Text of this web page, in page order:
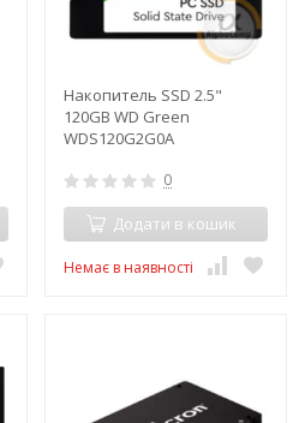
Накопитель SSD 2.5"
120GB WD Green
WDS120G2G0A
0
Додати в кошик
Немає в наявності